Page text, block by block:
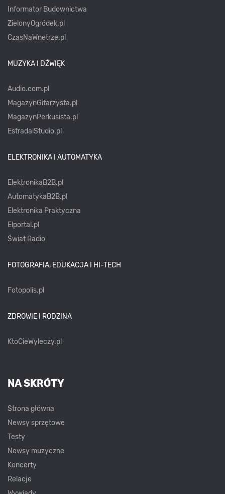
Informator Budownictwa
ZielonyOgródek.pl
CzasNaWnetrze.pl
MUZYKA I DŹWIĘK
Audio.com.pl
MagazynGitarzysta.pl
MagazynPerkusista.pl
EstradaiStudio.pl
ELEKTRONIKA I AUTOMATYKA
ElektronikaB2B.pl
AutomatykaB2B.pl
Elektronika Praktyczna
Elportal.pl
Świat Radio
FOTOGRAFIA, EDUKACJA I HI-TECH
Fotopolis.pl
ZDROWIE I RODZINA
KtoCieWyleczy.pl
NA SKRÓTY
Strona główna
Newsy sprzętowe
Testy
Newsy muzyczne
Koncerty
Relacje